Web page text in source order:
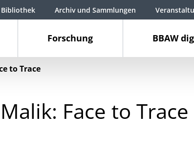
Forschung BBAW
Bibliothek Archiv und Sammlungen
to Trace
Face to Trace